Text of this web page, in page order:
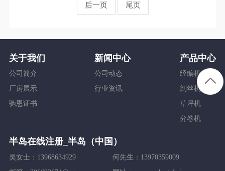
后一页 尾页
关于我们
公司简介
厂房展示
驰恩证书
新闻中心
公司动态
行业资讯
产品中心
经编机
剖丝机
草坪机
分卷机
半岛在线注册_半岛（中国）
吴女士：13968634929
何先生：13970359009